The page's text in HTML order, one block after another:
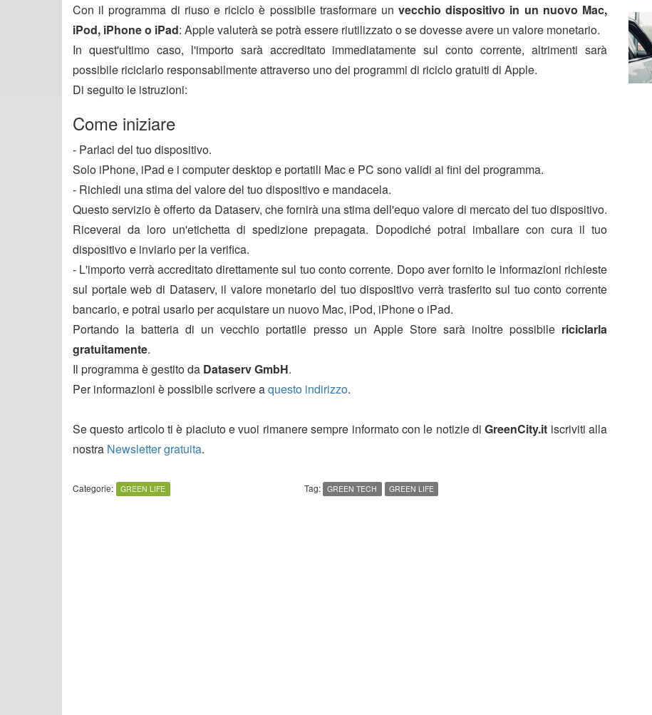
Con il programma di riuso e riciclo è possibile trasformare un vecchio dispositivo in un nuovo Mac,
iPod, iPhone o iPad: Apple valuterà se potrà essere riutilizzato o se dovesse avere un valore monetario.
In quest'ultimo caso, l'importo sarà accreditato immediatamente sul conto corrente, altrimenti sarà
possibile riciclarlo responsabilmente attraverso uno dei programmi di riciclo gratuiti di Apple.
Di seguito le istruzioni:
Come iniziare
- Parlaci del tuo dispositivo.
Solo iPhone, iPad e i computer desktop e portatili Mac e PC sono validi ai fini del programma.
- Richiedi una stima del valore del tuo dispositivo e mandacela.
Questo servizio è offerto da Dataserv, che fornirà una stima dell'equo valore di mercato del tuo dispositivo.
Riceverai da loro un'etichetta di spedizione prepagata. Dopodiché potrai imballare con cura il tuo
dispositivo e inviarlo per la verifica.
- L'importo verrà accreditato direttamente sul tuo conto corrente. Dopo aver fornito le informazioni richieste
sul portale web di Dataserv, il valore monetario del tuo dispositivo verrà trasferito sul tuo conto corrente
bancario, e potrai usarlo per acquistare un nuovo Mac, iPod, iPhone o iPad.
Portando la batteria di un vecchio portatile presso un Apple Store sarà inoltre possibile riciclarla
gratuitamente.
Il programma è gestito da Dataserv GmbH.
Per informazioni è possibile scrivere aquesto indirizzo.
Se questo articolo ti è piaciuto e vuoi rimanere sempre informato con le notizie diGreenCity.it iscriviti alla
nostra Newsletter gratuita.
Categorie: GREEN LIFE Tag: GREEN TECH GREEN LIFE